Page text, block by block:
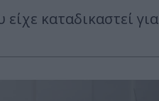
καταδικαστεί